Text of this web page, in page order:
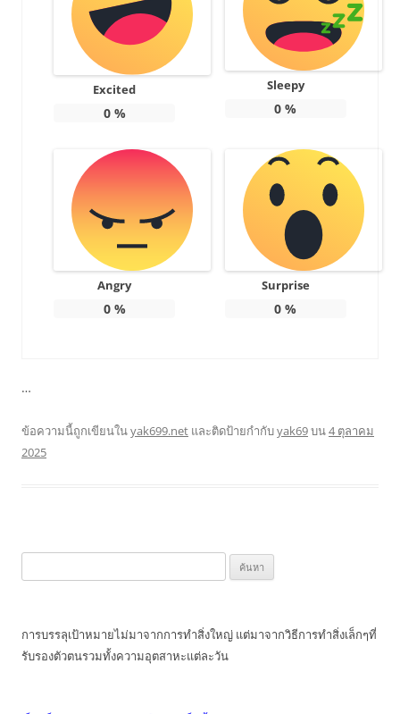
Excited
0%
Sleepy
0 %
Angry
0%
Surprise
0 %
…
ข้อความนี้ถูกเขียนในyak699.net และติดป้ายกำกับyak69บน4 ตุลาคม
2025
สำหรับ:
การบรรลุเป้าหมายไม่มาจากการทำสิ่งใหญ่ แต่มาจากวิธีการทำสิ่งเล็กๆที่
รับรองตัวตนรวมทั้งความอุตสาหะแต่ละวัน